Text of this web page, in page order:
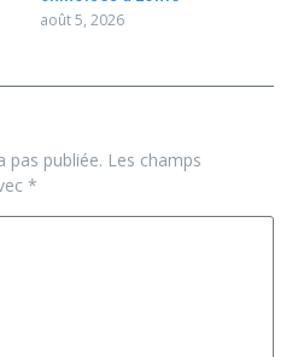
août 5, 2026
pas publiée. Les champs
*